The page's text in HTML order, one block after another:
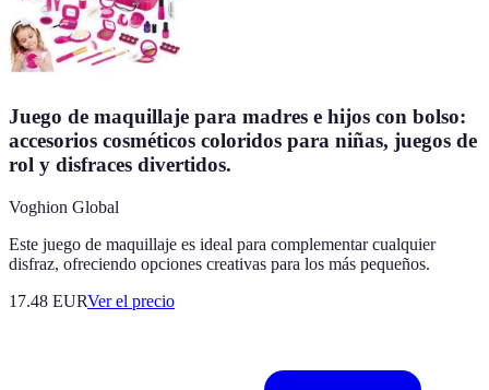
Juego de maquillaje para madres e hijos con bolso:
accesorios cosméticos coloridos para niñas, juegos de
rol y disfraces divertidos.
Voghion Global
Este juego de maquillaje es ideal para complementar cualquier
disfraz, ofreciendo opciones creativas para los más pequeños.
17.48 EURVer el precio